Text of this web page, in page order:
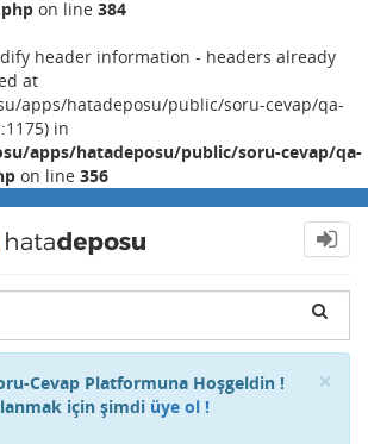
on line 384
header information - headers already
at
apps/hatadeposu/public/soru-cevap/qa-
in
apps/hatadeposu/public/soru-cevap/qa-
on line 356
×
Cevap Platformuna Hoşgeldin !
için şimdi üye ol !